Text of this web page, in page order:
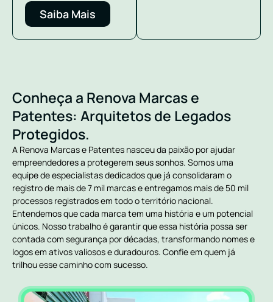
Saiba Mais
Conheça a Renova Marcas e
Patentes: Arquitetos de Legados
Protegidos.
A Renova Marcas e Patentes nasceu da paixão por ajudar
empreendedores a protegerem seus sonhos. Somos uma
equipe de especialistas dedicados que já consolidaram o
registro de mais de 7 mil marcas e entregamos mais de 50 mil
processos registrados em todo o território nacional.
Entendemos que cada marca tem uma história e um potencial
únicos. Nosso trabalho é garantir que essa história possa ser
contada com segurança por décadas, transformando nomes e
logos em ativos valiosos e duradouros. Confie em quem já
trilhou esse caminho com sucesso.